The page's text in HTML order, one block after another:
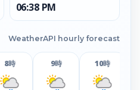
06:38 PM
WeatherAPI hourly forecast
8時 9時 10時